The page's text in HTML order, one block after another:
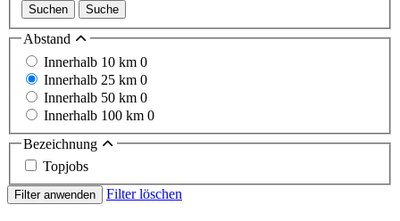
Suchen Suche
Abstand
Innerhalb 10 km 0
Innerhalb 25 km 0
Innerhalb 50 km 0
Innerhalb 100 km 0
Bezeichnung
Topjobs
Filter anwenden Filter löschen